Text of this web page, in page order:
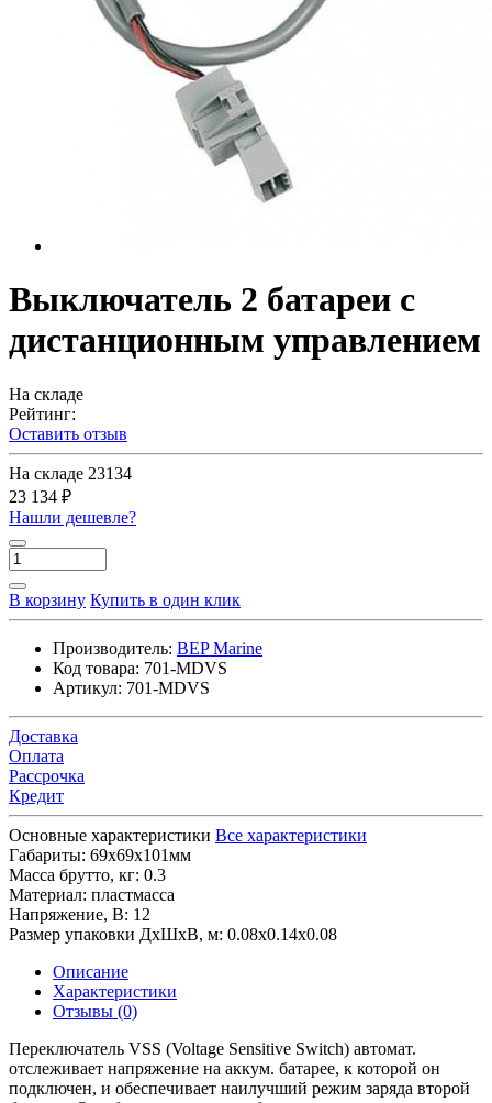
Выключатель 2 батареи с
дистанционным управлением
На складе
Рейтинг:
Оставить отзыв
На складе 23134
23 134 ₽
Нашли дешевле?
В корзину Купить в один клик
Производитель: BEP Marine
Код товара: 701-MDVS
Артикул: 701-MDVS
Доставка
Оплата
Рассрочка
Кредит
Основные характеристики Все характеристики
Габариты: 69x69x101мм
Масса брутто, кг: 0.3
Материал: пластмасса
Напряжение, В: 12
Размер упаковки ДхШхВ, м: 0.08x0.14x0.08
Описание
Характеристики
Отзывы (0)
Переключатель VSS (Voltage Sensitive Switch) автомат.
отслеживает напряжение на аккум. батарее, к которой он
подключен, и обеспечивает наилучший режим заряда второй